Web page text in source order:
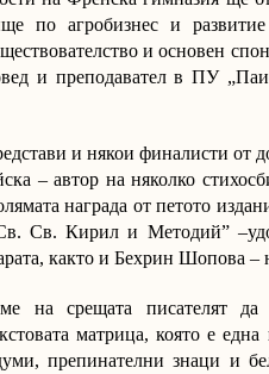
по агробизнес и
и основен
и преподавател в ПУ
и някои финалисти от
– автор на няколко
награда от петото
Св. Кирил и Методий”
както и Бехрин Шопова –
на срещата писателят да
матрица, която е
препинателни знаци и